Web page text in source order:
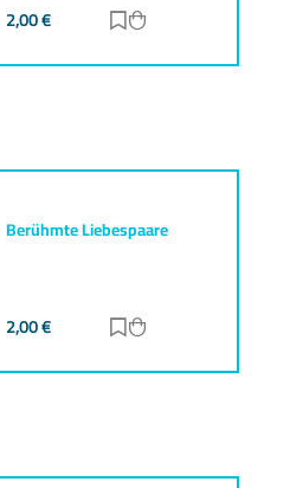
2,00€ Zur Merkliste
Berühmte Liebespaare
2,00€ Zur Merkliste